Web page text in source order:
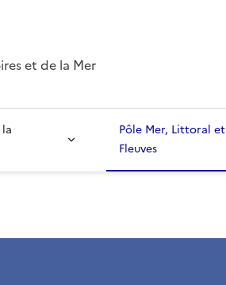
et de la Mer
Pôle Mer, Littoral et
Fleuves